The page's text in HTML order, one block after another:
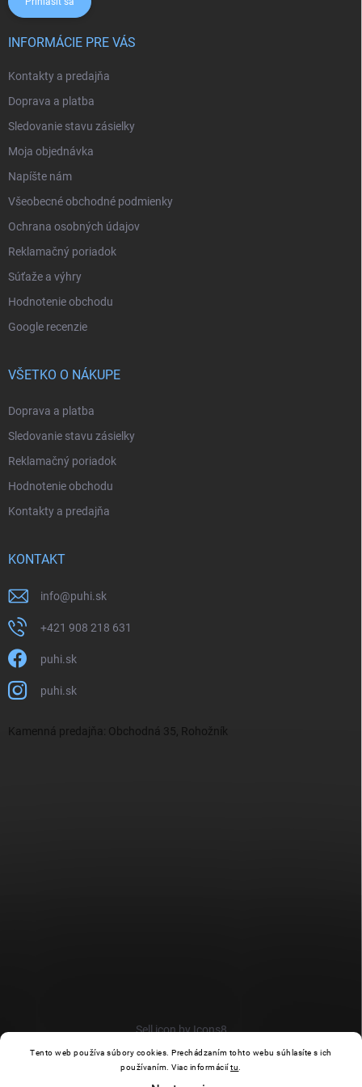
Tento web používa súbory cookies. Prechádzaním tohto webu súhlasíte s ich
používaním. Viac informáciítu
INFORMÁCIE PRE VÁS
Kontakty a predajňa
Doprava a platba
Sledovanie stavu zásielky
Moja objednávka
Napíšte nám
Všeobecné obchodné podmienky
Ochrana osobných údajov
Reklamačný poriadok
Súťaže a výhry
Hodnotenie obchodu
Google recenzie
VŠETKO O NÁKUPE
Doprava a platba
Sledovanie stavu zásielky
Reklamačný poriadok
Hodnotenie obchodu
Kontakty a predajňa
KONTAKT
info@puhi.sk
+421 908 218 631
puhi.sk
puhi.sk
Kamenná predajňa: Obchodná 35, Rohožník
Sell icon by Icons8